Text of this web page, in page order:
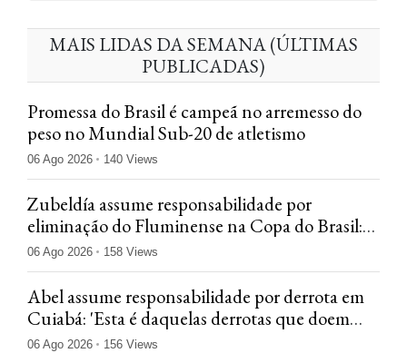
MAIS LIDAS DA SEMANA (ÚLTIMAS
PUBLICADAS)
Promessa do Brasil é campeã no arremesso do
peso no Mundial Sub-20 de atletismo
06 Ago 2026 140 Views
Zubeldía assume responsabilidade por
eliminação do Fluminense na Copa do Brasil:
'Jogamos mal'
06 Ago 2026 158 Views
Abel assume responsabilidade por derrota em
Cuiabá: 'Esta é daquelas derrotas que doem
menos'
06 Ago 2026 156 Views